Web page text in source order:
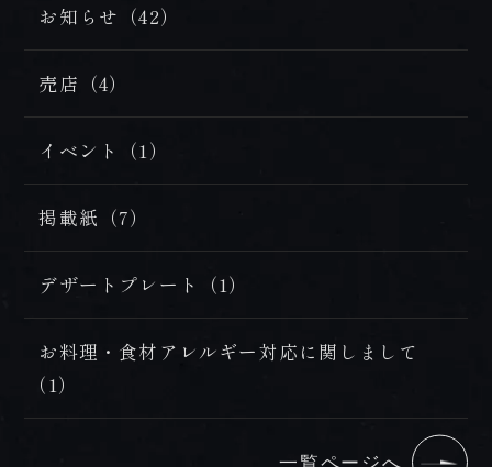
お知らせ（42）
売店（4）
イベント（1）
掲載紙（7）
デザートプレート（1）
お料理・食材アレルギー対応に関しまして
（1）